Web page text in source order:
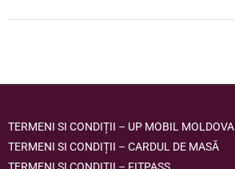
TERMENI SI CONDIȚII – UP MOBIL MOLDOVA
TERMENI SI CONDIȚII – CARDUL DE MASĂ
TERMENI SI CONDIȚII – FITPASS